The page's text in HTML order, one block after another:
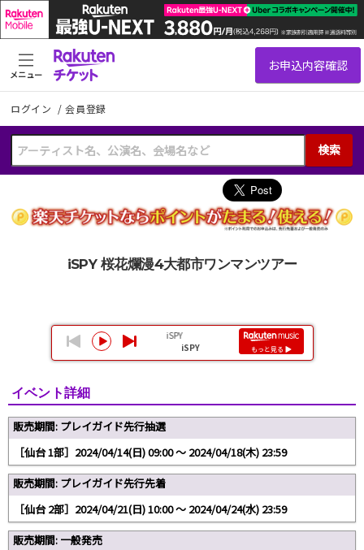
ログイン /会員登録
検索
メニュー
iSPY 桜花爛漫4大都市ワンマンツアー
イベント詳細
販売期間: プレイガイド先行抽選
［仙台 1部］2024/04/14(日) 09:00 〜 2024/04/18(木) 23:59
販売期間: プレイガイド先行先着
［仙台 2部］2024/04/21(日) 10:00 〜 2024/04/24(水) 23:59
販売期間: 一般発売